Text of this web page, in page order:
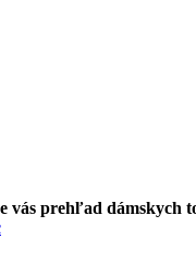
prehľad dámskych